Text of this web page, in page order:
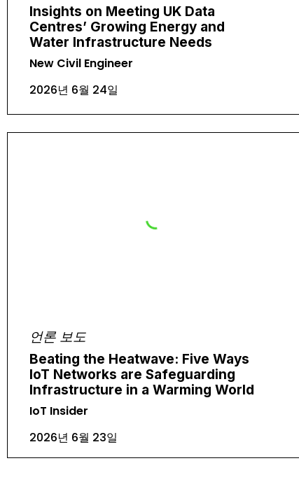
Insights on Meeting UK Data
Centres’ Growing Energy and
Water Infrastructure Needs
New Civil Engineer
2026년 6월 24일
언론 보도
Beating the Heatwave: Five Ways
IoT Networks are Safeguarding
Infrastructure in a Warming World
IoT Insider
2026년 6월 23일